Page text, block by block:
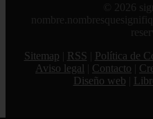
© 2026
Sitemap
RSS Política de
Aviso legal
Contacto
Diseño web